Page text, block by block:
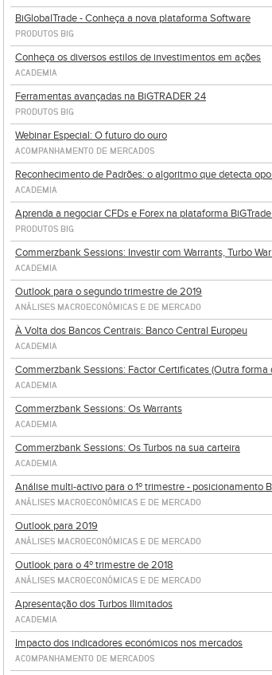
BiGlobalTrade - Conheça a nova plataforma Software
PRODUTOS BIG
Conheça os diversos estilos de investimentos em ações
ACADEMIA
Ferramentas avançadas na BiGTRADER 24
PRODUTOS BIG
Webinar Especial: O futuro do ouro
ACOMPANHAMENTO DE MERCADOS
Reconhecimento de Padrões: o algoritmo que detecta
ACADEMIA
Aprenda a negociar CFDs e Forex na plataforma
PRODUTOS BIG
Commerzbank Sessions: Investir com Warrants, Turbo
ACADEMIA
Outlook para o segundo trimestre de 2019
ANÁLISES MACROECONÓMICAS E DE MERCADO
À Volta dos Bancos Centrais: Banco Central Europeu
ACADEMIA
Commerzbank Sessions: Factor Certificates (Outra
ACADEMIA
Commerzbank Sessions: Os Warrants
ACADEMIA
Commerzbank Sessions: Os Turbos na sua carteira
ACADEMIA
Análise multi-activo para o 1º trimestre - posicionamento
ANÁLISES MACROECONÓMICAS E DE MERCADO
Outlook para 2019
ANÁLISES MACROECONÓMICAS E DE MERCADO
Outlook para o 4º trimestre de 2018
ANÁLISES MACROECONÓMICAS E DE MERCADO
Apresentação dos Turbos Ilimitados
ACADEMIA
Impacto dos indicadores económicos nos mercados
ACOMPANHAMENTO DE MERCADOS